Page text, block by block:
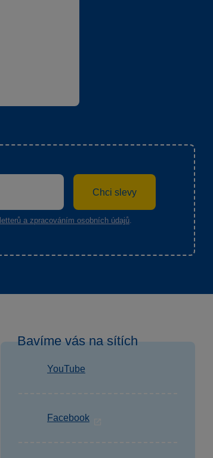
Chci slevy
a zpracováním osobních údajů
Bavíme vás na sítích
YouTube
Facebook